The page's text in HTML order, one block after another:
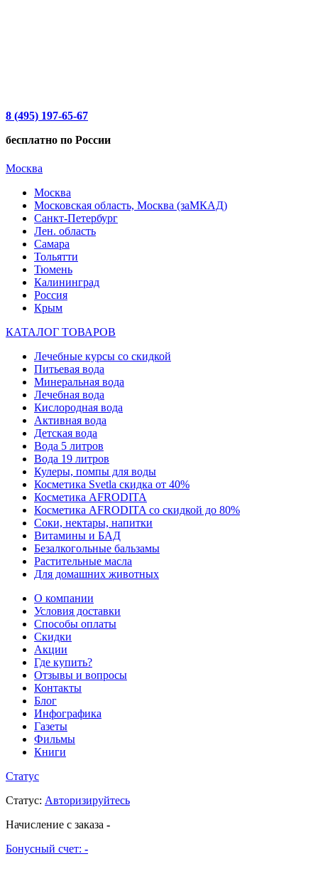
8 (495) 197-65-67
бесплатно по России
Москва
Москва
Московская область, Москва (заМКАД)
Санкт-Петербург
Лен. область
Самара
Тольятти
Тюмень
Калининград
Россия
Крым
КАТАЛОГ ТОВАРОВ
Лечебные курсы со скидкой
Питьевая вода
Минеральная вода
Лечебная вода
Кислородная вода
Активная вода
Детская вода
Вода 5 литров
Вода 19 литров
Кулеры, помпы для воды
Косметика Svetla скидка от 40%
Косметика AFRODITA
Косметика AFRODITA со скидкой до 80%
Соки, нектары, напитки
Витамины и БАД
Безалкогольные бальзамы
Растительные масла
Для домашних животных
О компании
Условия доставки
Способы оплаты
Скидки
Акции
Где купить?
Отзывы и вопросы
Контакты
Блог
Инфографика
Газеты
Фильмы
Книги
Статус
Статус: Авторизируйтесь
Начисление с заказа -
Бонусный счет: -